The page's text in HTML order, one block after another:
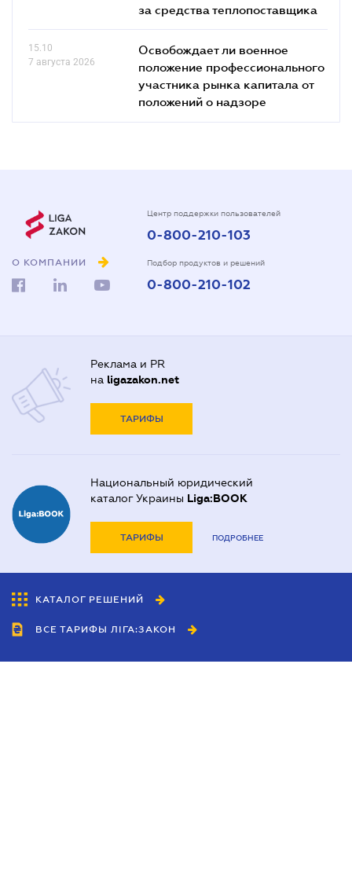
за средства теплопоставщика
15.10
7 августа 2026
Освобождает ли военное
положение профессионального
участника рынка капитала от
положений о надзоре
О КОМПАНИИ
Центр поддержки пользователей
0-800-210-103
Подбор продуктов и решений
0-800-210-102
Реклама и PR
на ligazakon.net
ТАРИФЫ
Национальный юридический
каталог Украины Liga:BOOK
ТАРИФЫ ПОДРОБНЕЕ
КАТАЛОГ РЕШЕНИЙ
ВСЕ ТАРИФЫ ЛІГА:ЗАКОН